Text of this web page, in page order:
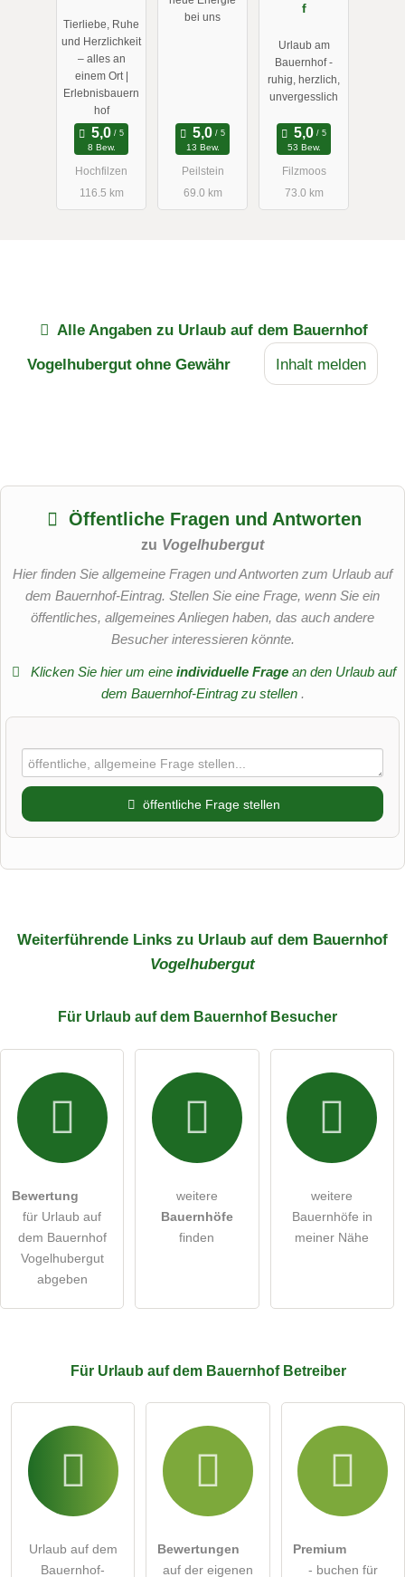
Tierliebe, Ruhe
und Herzlichkeit
– alles an
einem Ort |
Erlebnisbauern
hof
8 Bew.
Hochfilzen
116.5 km
bei uns
13 Bew.
Peilstein
69.0 km
f
Urlaub am
Bauernhof -
ruhig, herzlich,
unvergesslich
53 Bew.
Filzmoos
73.0 km
Alle Angaben zu Urlaub auf dem Bauernhof
Vogelhubergut ohne Gewähr Inhalt melden
Öffentliche Fragen und Antworten
zu Vogelhubergut
Hier finden Sie allgemeine Fragen und Antworten zum Urlaub auf
dem Bauernhof-Eintrag. Stellen Sie eine Frage, wenn Sie ein
öffentliches, allgemeines Anliegen haben, das auch andere
Besucher interessieren könnte.
Klicken Sie hier um eine individuelle Fragean den Urlaub auf
dem Bauernhof-Eintrag zu stellen .
öffentliche Frage stellen
Hiermit akzeptiere ich die .
Die Datenschutzerklärunghabe ich zur Kenntnis genommen.
öffentliche Frage stellen
Hinweis:Bitte beachten Sie, öffentliche Fragen sindfür alle
Besucher sichtbar
Weiterführende Links zu Urlaub auf dem Bauernhof
Vogelhubergut
Für Urlaub auf dem Bauernhof Besucher
Bewertung
für Urlaub auf
dem Bauernhof
Vogelhubergut
abgeben
weitere
Bauernhöfe
finden
weitere
Bauernhöfe in
meiner Nähe
Für Urlaub auf dem Bauernhof Betreiber
Urlaub auf dem
Bauernhof-
Bewertungen
auf der eigenen
Premium
- buchen für